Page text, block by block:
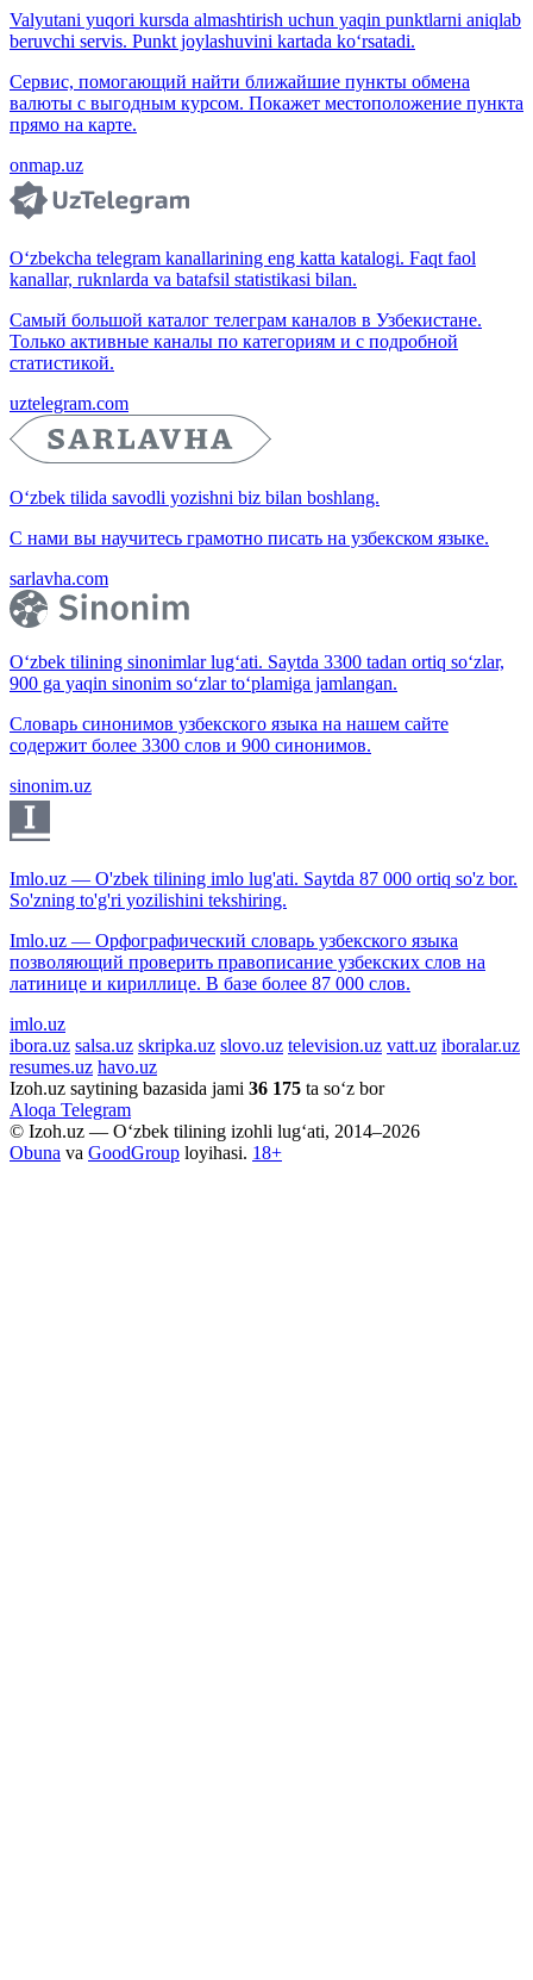
Valyutani yuqori kursda almashtirish uchun yaqin punktlarni aniqlab
beruvchi servis. Punkt joylashuvini kartada ko‘rsatadi.
Сервис, помогающий найти ближайшие пункты обмена
валюты с выгодным курсом. Покажет местоположение пункта
прямо на карте.
onmap.uz
O‘zbekcha telegram kanallarining eng katta katalogi. Faqt faol
kanallar, ruknlarda va batafsil statistikasi bilan.
Самый большой каталог телеграм каналов в Узбекистане.
Только активные каналы по категориям и с подробной
статистикой.
uztelegram.com
O‘zbek tilida savodli yozishni biz bilan boshlang.
С нами вы научитесь грамотно писать на узбекском языке.
sarlavha.com
O‘zbek tilining sinonimlar lug‘ati. Saytda 3300 tadan ortiq so‘zlar,
900 ga yaqin sinonim so‘zlar to‘plamiga jamlangan.
Словарь синонимов узбекского языка на нашем сайте
содержит более 3300 слов и 900 синонимов.
sinonim.uz
Imlo.uz — O'zbek tilining imlo lug'ati. Saytda 87 000 ortiq so'z bor.
So'zning to'g'ri yozilishini tekshiring.
Imlo.uz — Орфографический словарь узбекского языка
позволяющий проверить правописание узбекских слов на
латинице и кириллице. В базе более 87 000 слов.
imlo.uz
ibora.uz salsa.uz skripka.uz slovo.uz television.uz vatt.uz iboralar.uz
resumes.uz havo.uz
Izoh.uz saytining bazasida jami 36 175 ta so‘z bor
Aloqa Telegram
© Izoh.uz — O‘zbek tilining izohli lug‘ati, 2014–2026
Obuna va GoodGroup loyihasi. 18+